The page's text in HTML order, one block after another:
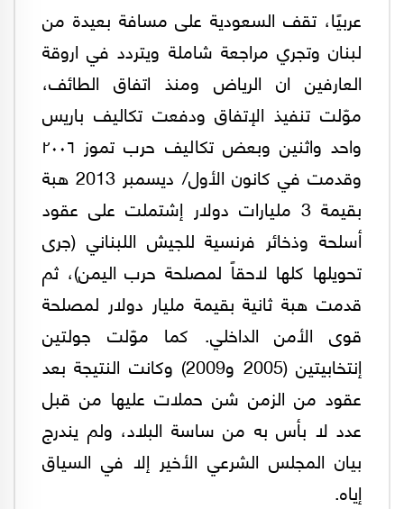
عربيًا، تقف السعودية على مسافة بعيدة من
لبنان وتجري مراجعة شاملة ويتردد في اروقة
العارفين ان الرياض ومنذ اتفاق الطائف،
موّلت تنفيذ الإتفاق ودفعت تكاليف باريس
واحد واثنين وبعض تكاليف حرب تموز ٢٠٠٦
وقدمت في كانون الأول/ ديسمبر 2013 هبة
بقيمة 3 مليارات دولار إشتملت على عقود
أسلحة وذخائر فرنسية للجيش اللبناني (جرى
تحويلها كلها لاحقاً لمصلحة حرب اليمن)، ثم
قدمت هبة ثانية بقيمة مليار دولار لمصلحة
قوى الأمن الداخلي. كما موّلت جولتين
إنتخابيتين (2005 و2009) وكانت النتيجة بعد
عقود من الزمن شن حملات عليها من قبل
عدد لا بأس به من ساسة البلاد، ولم يندرج
بيان المجلس الشرعي الأخير إلا في السياق
إياه.